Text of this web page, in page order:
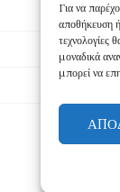
Για να
αποθήκευση
τεχνολογίες
μοναδικά
μπορεί να